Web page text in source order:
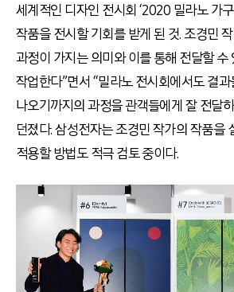
세계적인 디자인 전시회 ‘2020 밀라노 가
작품을 전시할 기회를 받게 된 것. 조경민
과정이 가지는 의미와 이를 통해 전달할 수
작업한다”면서 “밀라노 전시회에서도 결과
나오기까지의 과정을 관객들에게 잘 전달
던졌다. 삼성전자는 조경민 작가의 작품을
적용할 방법도 적극 검토 중이다.